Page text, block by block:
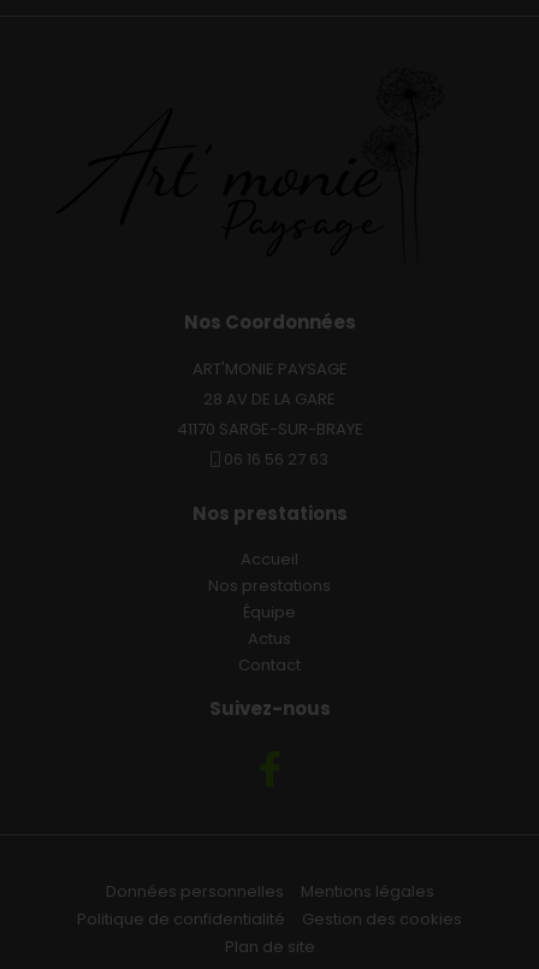
Nos Coordonnées
ART'MONIE PAYSAGE
28 AV DE LA GARE
41170 SARGE-SUR-BRAYE
06 16 56 27 63
Nos prestations
Accueil
Nos prestations
Équipe
Actus
Contact
Suivez-nous
Données personnelles
Mentions légales
Politique de confidentialité
Gestion des cookies
Plan de site